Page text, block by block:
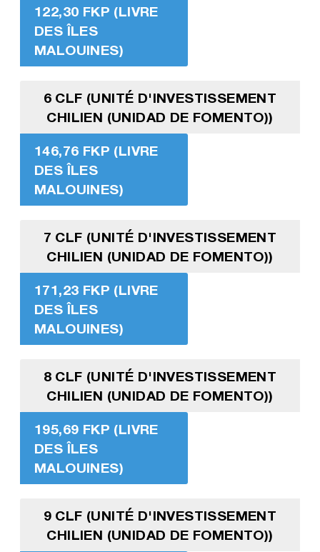
122,30 FKP (LIVRE
DES ÎLES
MALOUINES)
6 CLF (UNITÉ D'INVESTISSEMENT
CHILIEN (UNIDAD DE FOMENTO))
146,76 FKP (LIVRE
DES ÎLES
MALOUINES)
7 CLF (UNITÉ D'INVESTISSEMENT
CHILIEN (UNIDAD DE FOMENTO))
171,23 FKP (LIVRE
DES ÎLES
MALOUINES)
8 CLF (UNITÉ D'INVESTISSEMENT
CHILIEN (UNIDAD DE FOMENTO))
195,69 FKP (LIVRE
DES ÎLES
MALOUINES)
9 CLF (UNITÉ D'INVESTISSEMENT
CHILIEN (UNIDAD DE FOMENTO))